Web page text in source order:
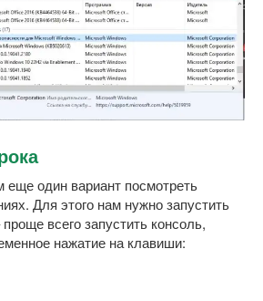
еще один вариант посмотреть
Для этого нам нужно запустить
всего запустить консоль,
нажатие на клавиши: